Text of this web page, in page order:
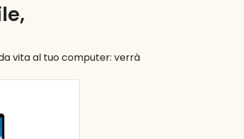
vita al tuo computer: verrà